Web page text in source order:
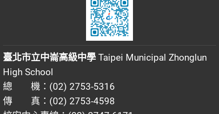
臺北市立中崙高級中學 Taipei Municipal Zhonglun
High School
總 機：(02) 2753-5316
傳 真：(02) 2753-4598